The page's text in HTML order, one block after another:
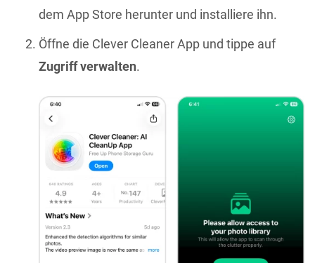
dem App Store herunter und installiere ihn.
Öffne die Clever Cleaner App und tippe auf
Zugriff verwalten.